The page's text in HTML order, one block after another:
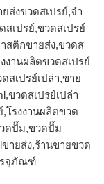
ส่งขวดสเปรย์,จำ
เปรย์,ขวดสเปรย์
สติกขายส่ง,ขวดส
งานผลิตขวดสเปรย์
สเปรย์เปล่า,ขาย
ขวดสเปรย์เปล่า
โรงงานผลิตขวด
ดปั๊ม,ขวดปั๊ม
ายส่ง,ร้านขายขวด
รจุภัณฑ์